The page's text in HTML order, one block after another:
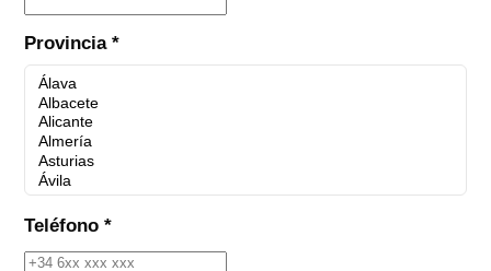
Provincia *
Teléfono *